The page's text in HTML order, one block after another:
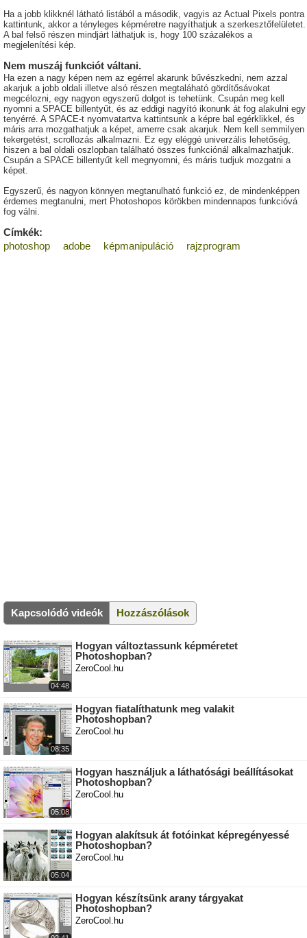
Ha a jobb klikknél látható listából a második, vagyis az Actual Pixels pontra
kattintunk, akkor a tényleges képméretre nagyíthatjuk a szerkesztőfelületet.
A bal felső részen mindjárt láthatjuk is, hogy 100 százalékos a
megjelenítési kép.
Nem muszáj funkciót váltani.
Ha ezen a nagy képen nem az egérrel akarunk bűvészkedni, nem azzal
akarjuk a jobb oldali illetve alsó részen megtaláható gördítősávokat
megcélozni, egy nagyon egyszerű dolgot is tehetünk. Csupán meg kell
nyomni a SPACE billentyűt, és az eddigi nagyító ikonunk át fog alakulni egy
tenyérré. A SPACE-t nyomvatartva kattintsunk a képre bal egérklikkel, és
máris arra mozgathatjuk a képet, amerre csak akarjuk. Nem kell semmilyen
tekergetést, scrollozás alkalmazni. Ez egy eléggé univerzális lehetőség,
hiszen a bal oldali oszlopban található összes funkciónál alkalmazhatjuk.
Csupán a SPACE billentyűt kell megnyomni, és máris tudjuk mozgatni a
képet.
Egyszerű, és nagyon könnyen megtanulható funkció ez, de mindenképpen
érdemes megtanulni, mert Photoshopos körökben mindennapos funkcióvá
fog válni.
Címkék:
photoshop
adobe képmanipuláció rajzprogram
Kapcsolódó videók Hozzászólások
04:48
Hogyan változtassunk képméretet
Photoshopban?
ZeroCool.hu
08:35
Hogyan fiatalíthatunk meg valakit
Photoshopban?
ZeroCool.hu
05:08
Hogyan használjuk a láthatósági beállításokat
Photoshopban?
ZeroCool.hu
05:04
Hogyan alakítsuk át fotóinkat képregényessé
Photoshopban?
ZeroCool.hu
Hogyan készítsünk arany tárgyakat
Photoshopban?
ZeroCool.hu